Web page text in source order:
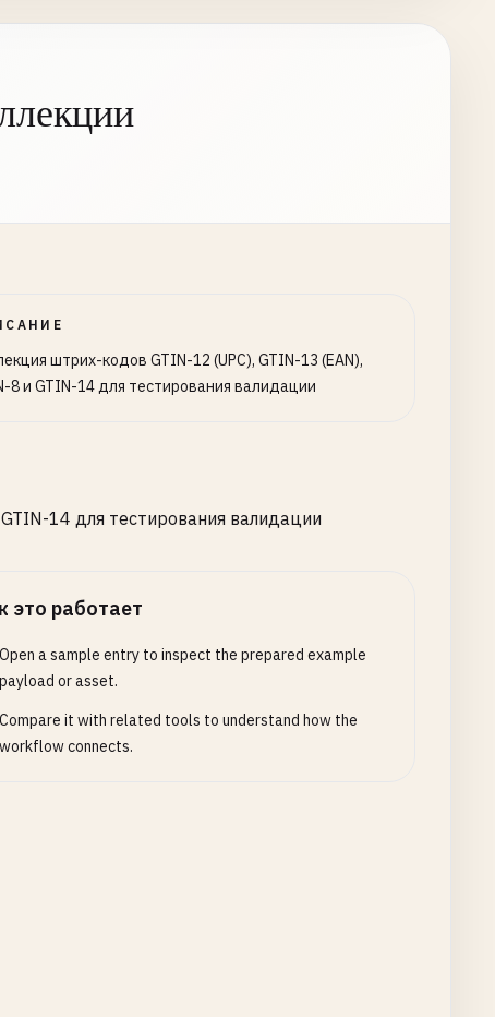
штрих-кодов GTIN-12 (UPC), GTIN-13 (EAN),
8 и GTIN-14 для тестирования валидации
14 для тестирования валидации
это работает
Open a sample entry to inspect the prepared example
payload or asset.
Compare it with related tools to understand how the
workflow connects.